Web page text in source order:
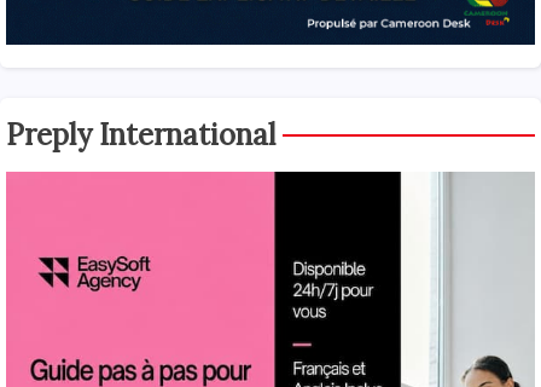
Preply International